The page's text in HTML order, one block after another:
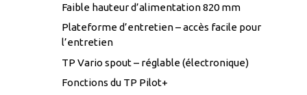
Faible hauteur d’alimentation 820 mm
Plateforme d’entretien – accès facile pour
l’entretien
TP Vario spout – réglable (électronique)
Fonctions du TP Pilot+